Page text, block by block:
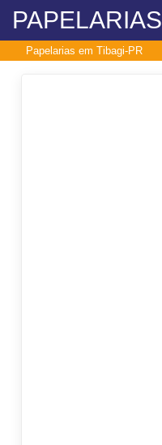
PAPELARIAS
Papelarias em Tibagi-PR